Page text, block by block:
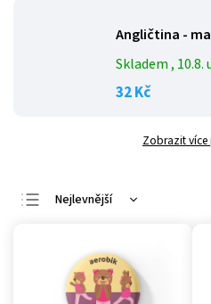
Angličtina -
Skladem , 10.8.
32 Kč
Zobrazit
Nejlevnější
Nejdražší
Nejprodávanější